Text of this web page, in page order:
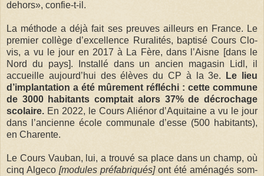
dehors», confie-t-il.
La méthode a déjà fait ses preuves ailleurs en France. Le
pre­mier col­lège d’excel­lence Rura­li­tés, bap­tisé Cours Clo­
vis, a vu le jour en 2017 à La Fère, dans l’Aisne [dans le
Nord du pays]. Ins­tallé dans un ancien maga­sin Lidl, il
accueille aujourd’hui des élèves du CP à la 3e.
Le lieu
d’implan­ta­tion a été mûre­ment réflé­chi : cette com­mune
de 3000 habi­tants comp­tait alors 37% de décro­chage
sco­laire. En 2022, le Cours Alié­nor d’Aqui­taine a vu le jour
dans l’ancienne école com­mu­nale d’esse (500 habi­tants),
en Cha­rente.
Le Cours Vau­ban, lui, a trouvé sa place dans un champ, où
cinq Algeco [modules préfabriqués]ont été amé­na­gés som­